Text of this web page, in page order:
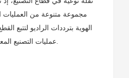
مجموعة متنوعة من العمليات
الهوية بترددات الراديو لتتبع
عمليات التصنيع المعقدة. ومع تبني عمليات التصنيع للتقدم التكنولوجي، أصبحت تقنية تحديد الهوية بترددات الراديو الخيار الأمثل لأتمتة التصنيع.